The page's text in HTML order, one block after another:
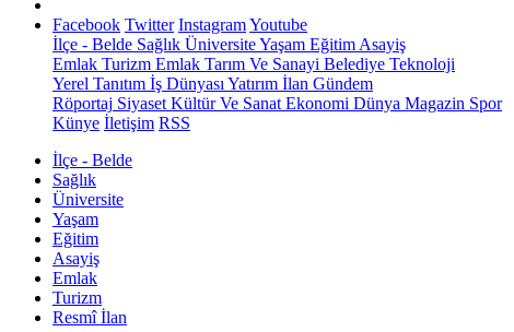
Facebook Twitter InstagramYoutube
İlçe - Belde Sağlık ÜniversiteYaşam Eğitim Asayiş
Emlak Turizm Emlak Tarım Ve Sanayi Belediye Teknoloji
Yerel Tanıtım İş Dünyası Yatırım İlan Gündem
Röportaj Siyaset Kültür Ve Sanat Ekonomi Dünya Magazin Spor
Künye İletişim RSS
İlçe - Belde
Sağlık
Üniversite
Yaşam
Eğitim
Asayiş
Emlak
Turizm
Resmî İlan